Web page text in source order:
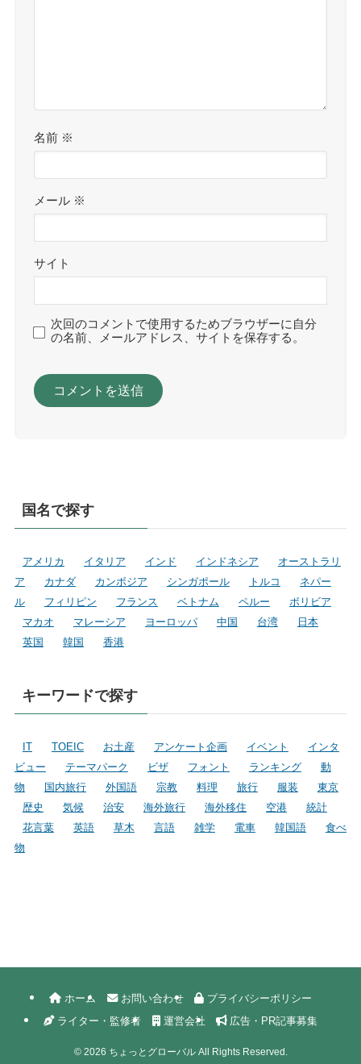
名前 ※
メール ※
サイト
次回のコメントで使用するためブラウザーに自分
の名前、メールアドレス、サイトを保存する。
国名で探す
アメリカ イタリア インド インドネシア
オーストラリ
ア
カナダ カンボジア シンガポール トルコ
ネパー
ル
フィリピン フランス ベトナム ペルー
ボリビア
マカオ
マレーシア ヨーロッパ 中国 台湾
日本
英国
韓国 香港
キーワードで探す
IT TOEIC お土産 アンケート企画 イベント
インタ
ビュー
テーマパーク ビザ フォント ランキング
動
物
国内旅行 外国語 宗教 料理 旅行 服装
東京
歴史
気候 治安 海外旅行 海外移住 空港
統計
花言葉
英語 草木 言語 雑学 電車 韓国語
食べ
物
ホーム お問い合わせ
プライバシーポリシー
ライター・監修者
運営会社 広告・PR記事募集
©2026 ちょっとグローバル All Rights Reserved.